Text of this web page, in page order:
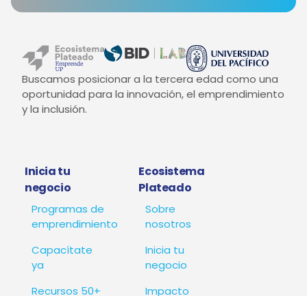
Buscamos posicionar a la tercera edad como una
oportunidad para la innovación, el emprendimiento
y la inclusión.
Inicia tu
negocio
Programas de
emprendimiento
Capacítate
ya
Recursos 50+
Ecosistema
Plateado
Sobre
nosotros
Inicia tu
negocio
Impacto